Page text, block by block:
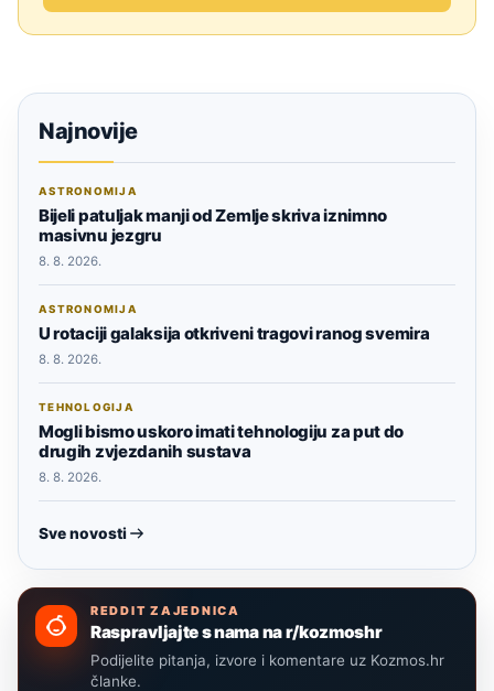
Najnovije
ASTRONOMIJA
Bijeli patuljak manji od Zemlje skriva iznimno
masivnu jezgru
8. 8. 2026.
ASTRONOMIJA
U rotaciji galaksija otkriveni tragovi ranog svemira
8. 8. 2026.
TEHNOLOGIJA
Mogli bismo uskoro imati tehnologiju za put do
drugih zvjezdanih sustava
8. 8. 2026.
Sve novosti
REDDIT ZAJEDNICA
Raspravljajte s nama na r/kozmoshr
Podijelite pitanja, izvore i komentare uz Kozmos.hr
članke.